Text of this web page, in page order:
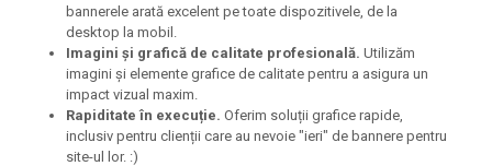
bannerele arată excelent pe toate dispozitivele, de la
desktop la mobil.
Imagini și grafică de calitate profesională. Utilizăm
imagini și elemente grafice de calitate pentru a asigura un
impact vizual maxim.
Rapiditate în execuție. Oferim soluții grafice rapide,
inclusiv pentru clienții care au nevoie "ieri" de bannere pentru
site-ul lor. :)